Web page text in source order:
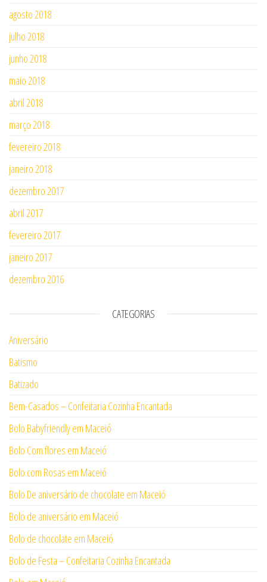
agosto 2018
julho 2018
junho 2018
maio 2018
abril 2018
março 2018
fevereiro 2018
janeiro 2018
dezembro 2017
abril 2017
fevereiro 2017
janeiro 2017
dezembro 2016
CATEGORIAS
Aniversário
Batismo
Batizado
Bem-Casados – Confeitaria Cozinha Encantada
Bolo Babyfriendly em Maceió
Bolo Com flores em Maceió
Bolo com Rosas em Maceió
Bolo De aniversário de chocolate em Maceió
Bolo de aniversário em Maceió
Bolo de chocolate em Maceió
Bolo de Festa – Confeitaria Cozinha Encantada